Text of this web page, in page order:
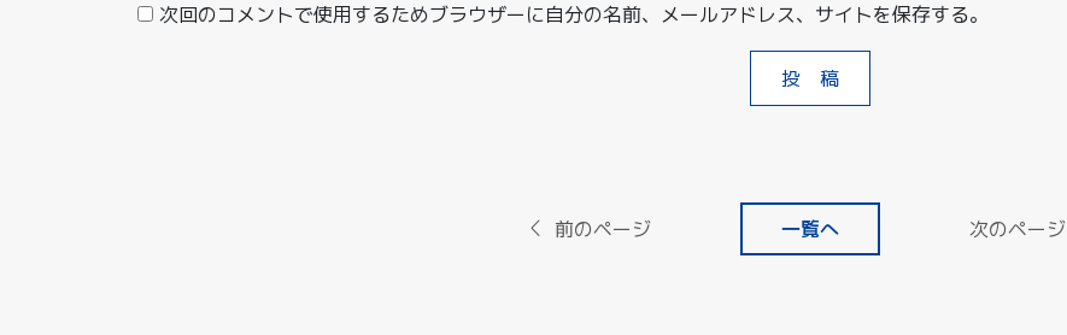
次回のコメントで使用するためブラウザーに自分の名前、メールアドレス、サイトを保存する。
前のページ 一覧へ 次のページ